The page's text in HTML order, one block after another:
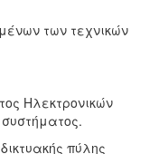
των τεχνικών
Ηλεκτρονικών
πύλης